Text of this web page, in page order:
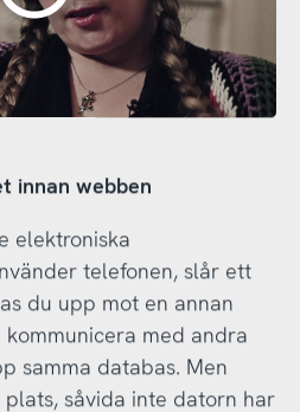
innan webben
elektroniska
telefonen, slår ett
du upp mot en annan
med andra
samma databas. Men
såvida inte datorn har